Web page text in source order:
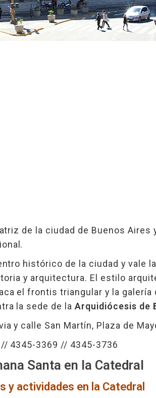
de la ciudad de Buenos Aires
histórico de la ciudad y vale
y arquitectura. El estilo
el frontis triangular y la galería
la sede de laArquidiócesis de
y calle San Martín, Plaza de
4345-3369 // 4345-3736
Santa en la Catedral
y actividades en la Catedral